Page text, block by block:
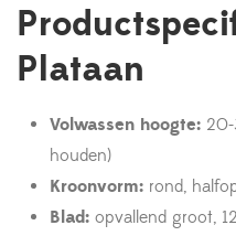
Plataan
Volwassen hoogte:
houden)
Kroonvorm: rond,
Blad: opvallend groot,